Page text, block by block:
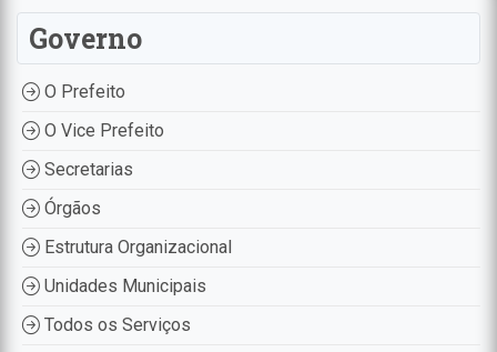
Governo
O Prefeito
O Vice Prefeito
Secretarias
Órgãos
Estrutura Organizacional
Unidades Municipais
Todos os Serviços